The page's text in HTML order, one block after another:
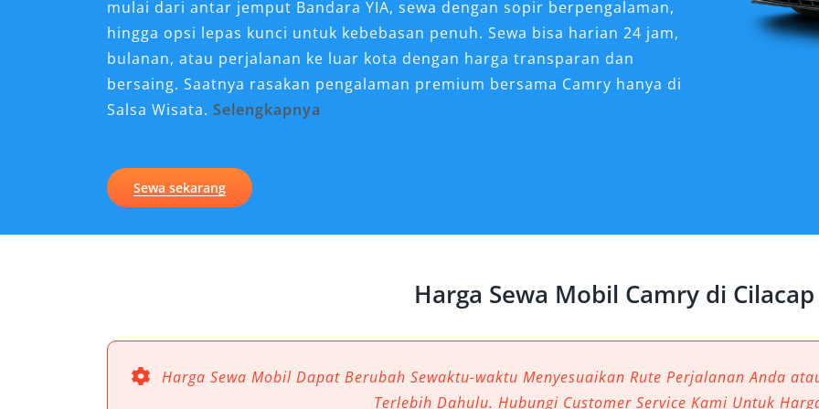
mulai dari antar jemput Bandara YIA, sewa dengan sopir berpengalaman,
hingga opsi lepas kunci untuk kebebasan penuh. Sewa bisa harian 24 jam,
bulanan, atau perjalanan ke luar kota dengan harga transparan dan
bersaing. Saatnya rasakan pengalaman premium bersama Camry hanya di
Salsa Wisata.Selengkapnya
Perjalanan di Cilacap?
pengalaman berkendara yang berbeda: mewah, aman, dan efisien. Armada
menghadirkan kesan profesional sekaligus kenyamanan maksimal selama
berada di kota maupun saat bepergian ke luar daerah.
Sewa sekarang
Harga Sewa Mobil Camry di Cilacap
Harga Sewa Mobil Dapat Berubah Sewaktu-waktu Menyesuaikan Rute Perjalanan Anda
Terlebih Dahulu. Hubungi Customer Service Kami Untuk